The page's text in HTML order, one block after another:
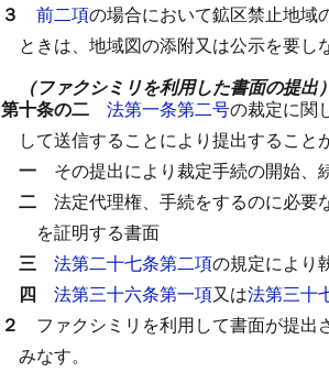
３ 前二項の場合において鉱区禁止地域
ときは、地域図の添附又は公示を要し
（ファクシミリを利用した書面の提出）
第十条の二 法第一条第二号の裁定に関
して送信することにより提出すること
一 その提出により裁定手続の開始
二 法定代理権、手続をするのに必要
を証明する書面
三 法第二十七条第二項の規定により
四 法第三十六条第一項又は法第三十
２ ファクシミリを利用して書面が提出
みなす。